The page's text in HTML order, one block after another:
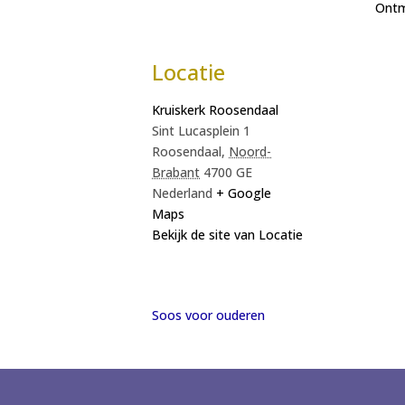
Locatie
Kruiskerk Roosendaal
Sint Lucasplein 1
Roosendaal, Noord-
Brabant 4700 GE
Nederland + Google
Maps
Bekijk de site van Locatie
Soos voor ouderen